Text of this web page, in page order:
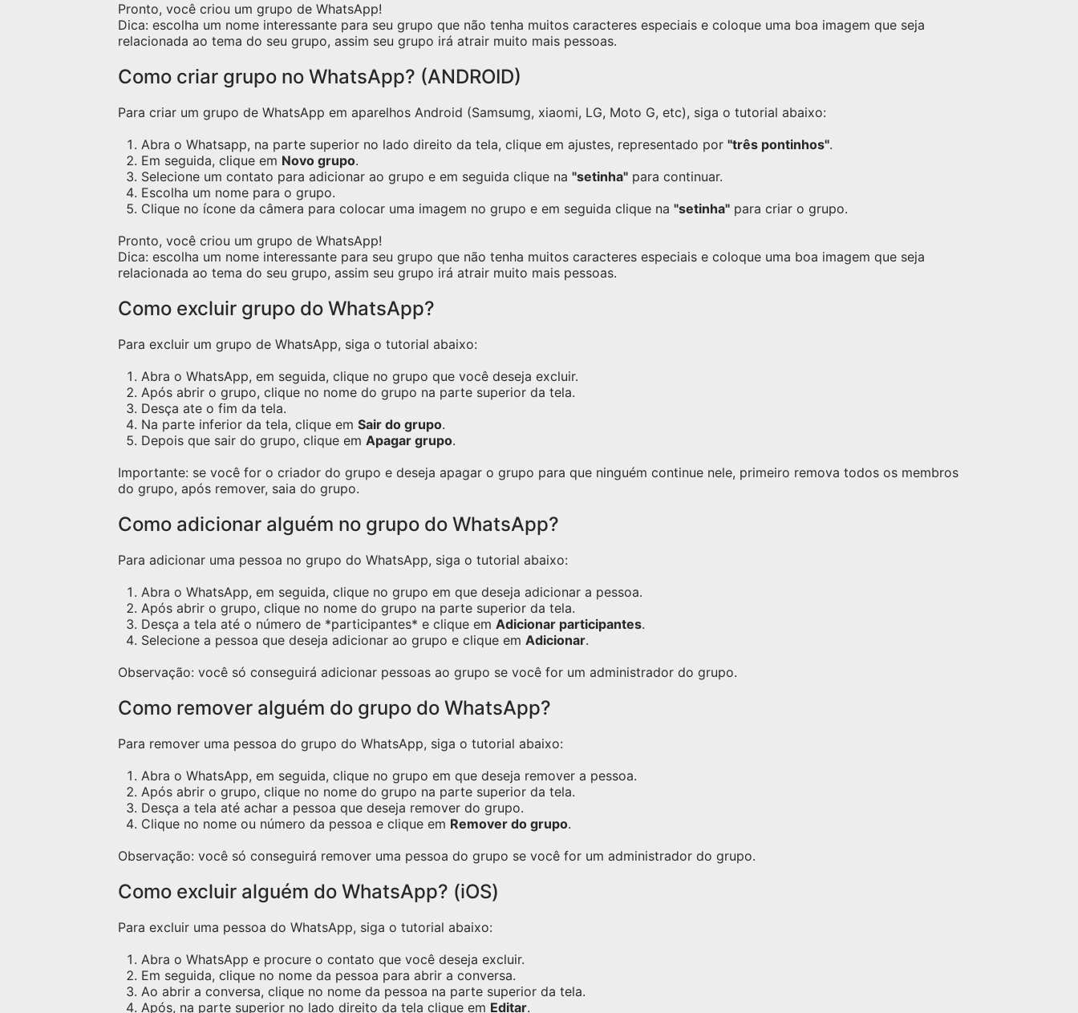
Pronto, você criou um grupo de WhatsApp!
Dica: escolha um nome interessante para seu grupo que não tenha muitos caracteres especiais e coloque uma boa imagem que seja
relacionada ao tema do seu grupo, assim seu grupo irá atrair muito mais pessoas.
Como criar grupo no WhatsApp? (ANDROID)
Para criar um grupo de WhatsApp em aparelhos Android (Samsumg, xiaomi, LG, Moto G, etc), siga o tutorial abaixo:
Abra o Whatsapp, na parte superior no lado direito da tela, clique em ajustes, representado por "três pontinhos".
Em seguida, clique em Novo grupo.
Selecione um contato para adicionar ao grupo e em seguida clique na "setinha" para continuar.
Escolha um nome para o grupo.
Clique no ícone da câmera para colocar uma imagem no grupo e em seguida clique na "setinha" para criar o grupo.
Pronto, você criou um grupo de WhatsApp!
Dica: escolha um nome interessante para seu grupo que não tenha muitos caracteres especiais e coloque uma boa imagem que seja
relacionada ao tema do seu grupo, assim seu grupo irá atrair muito mais pessoas.
Como excluir grupo do WhatsApp?
Para excluir um grupo de WhatsApp, siga o tutorial abaixo:
Abra o WhatsApp, em seguida, clique no grupo que você deseja excluir.
Após abrir o grupo, clique no nome do grupo na parte superior da tela.
Desça ate o fim da tela.
Na parte inferior da tela, clique em Sair do grupo.
Depois que sair do grupo, clique em Apagar grupo.
Importante: se você for o criador do grupo e deseja apagar o grupo para que ninguém continue nele, primeiro remova todos os membros
do grupo, após remover, saia do grupo.
Como adicionar alguém no grupo do WhatsApp?
Para adicionar uma pessoa no grupo do WhatsApp, siga o tutorial abaixo:
Abra o WhatsApp, em seguida, clique no grupo em que deseja adicionar a pessoa.
Após abrir o grupo, clique no nome do grupo na parte superior da tela.
Desça a tela até o número de *participantes* e clique em Adicionar participantes.
Selecione a pessoa que deseja adicionar ao grupo e clique em Adicionar.
Observação: você só conseguirá adicionar pessoas ao grupo se você for um administrador do grupo.
Como remover alguém do grupo do WhatsApp?
Para remover uma pessoa do grupo do WhatsApp, siga o tutorial abaixo:
Abra o WhatsApp, em seguida, clique no grupo em que deseja remover a pessoa.
Após abrir o grupo, clique no nome do grupo na parte superior da tela.
Desça a tela até achar a pessoa que deseja remover do grupo.
Clique no nome ou número da pessoa e clique em Remover do grupo.
Observação: você só conseguirá remover uma pessoa do grupo se você for um administrador do grupo.
Como excluir alguém do WhatsApp? (iOS)
Para excluir uma pessoa do WhatsApp, siga o tutorial abaixo:
Abra o WhatsApp e procure o contato que você deseja excluir.
Em seguida, clique no nome da pessoa para abrir a conversa.
Ao abrir a conversa, clique no nome da pessoa na parte superior da tela.
Após, na parte superior no lado direito da tela clique em Editar.